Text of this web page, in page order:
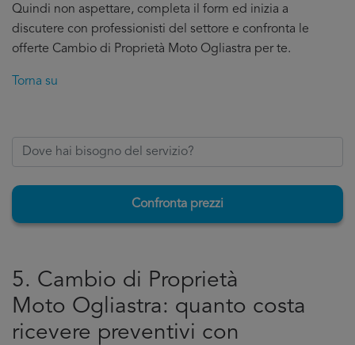
Quindi non aspettare, completa il form ed inizia a
discutere con professionisti del settore e confronta le
offerte Cambio di Proprietà Moto Ogliastra per te.
Torna su
Confronta prezzi
5. Cambio di Proprietà
Moto Ogliastra: quanto costa
ricevere preventivi con